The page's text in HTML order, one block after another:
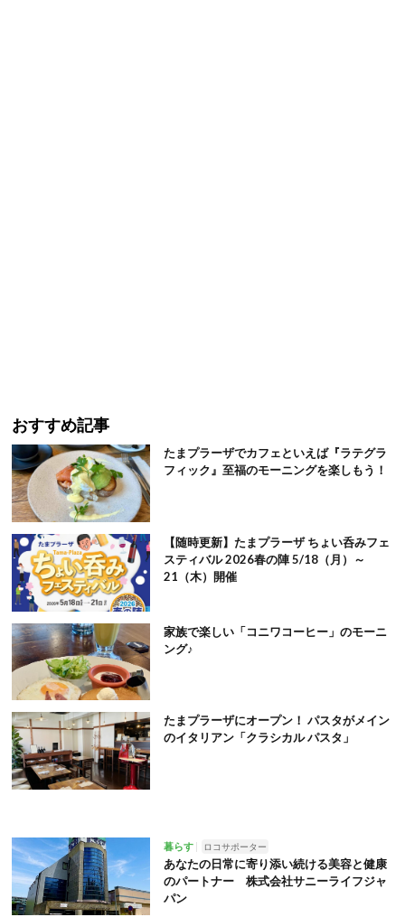
おすすめ記事
たまプラーザでカフェといえば『ラテグラ
フィック』至福のモーニングを楽しもう！
【随時更新】たまプラーザ ちょい呑みフェ
スティバル 2026春の陣 5/18（月）～
21（木）開催
家族で楽しい「コニワコーヒー」のモーニ
ング♪
たまプラーザにオープン！ パスタがメイン
のイタリアン「クラシカル パスタ」
暮らす ロコサポーター
あなたの日常に寄り添い続ける美容と健康
のパートナー 株式会社サニーライフジャ
パン